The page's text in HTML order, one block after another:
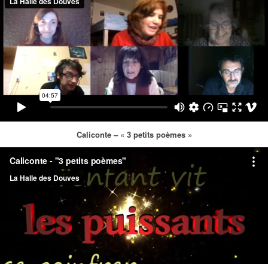
Caliconte – « 3 petits poèmes »